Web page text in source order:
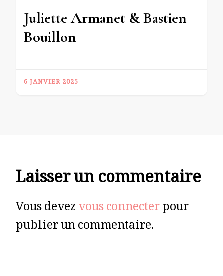
Juliette Armanet & Bastien
Bouillon
6 JANVIER 2025
Laisser un commentaire
Vous devezvous connecterpour
publier un commentaire.